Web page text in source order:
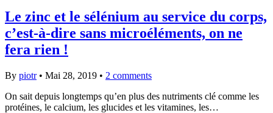
Le zinc et le sélénium au service du corps,
c’est-à-dire sans microéléments, on ne
fera rien !
By piotr• Mai 28, 2019 • 2 comments
On sait depuis longtemps qu’en plus des nutriments clé comme les
protéines, le calcium, les glucides et les vitamines, les…